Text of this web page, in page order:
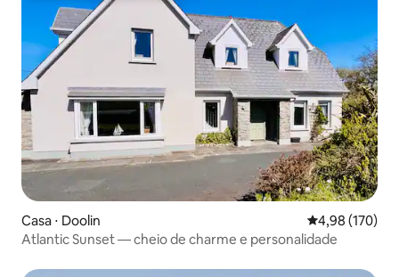
Casa ⋅ Doolin 4,98 de uma
4,98 (170)
Atlantic Sunset — cheio de charme e personalidade